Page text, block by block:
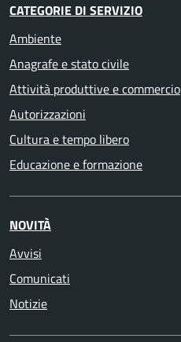
CATEGORIE DI SERVIZIO
Ambiente
Anagrafe e stato civile
Attività produttive e commercio
Autorizzazioni
Cultura e tempo libero
Educazione e formazione
NOVITÀ
Avvisi
Comunicati
Notizie